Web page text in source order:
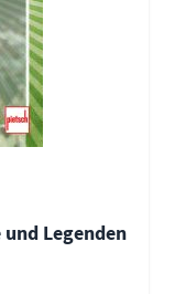
Legenden